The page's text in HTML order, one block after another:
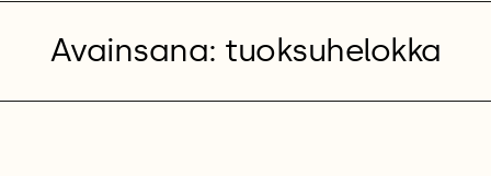
Avainsana: tuoksuhelokka